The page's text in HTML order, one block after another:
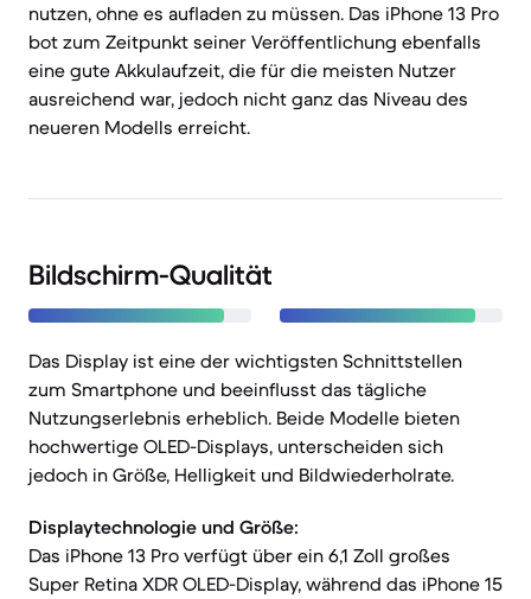
nutzen, ohne es aufladen zu müssen. Das iPhone 13 Pro
bot zum Zeitpunkt seiner Veröffentlichung ebenfalls
eine gute Akkulaufzeit, die für die meisten Nutzer
ausreichend war, jedoch nicht ganz das Niveau des
neueren Modells erreicht.
Bildschirm-Qualität
Das Display ist eine der wichtigsten Schnittstellen
zum Smartphone und beeinflusst das tägliche
Nutzungserlebnis erheblich. Beide Modelle bieten
hochwertige OLED-Displays, unterscheiden sich
jedoch in Größe, Helligkeit und Bildwiederholrate.
Displaytechnologie und Größe:
Das iPhone 13 Pro verfügt über ein 6,1 Zoll großes
Super Retina XDR OLED-Display, während das iPhone 15